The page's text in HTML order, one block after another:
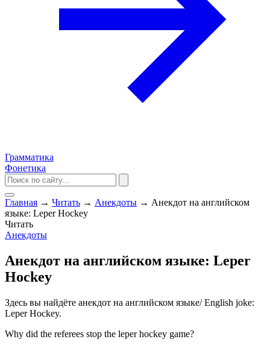
Грамматика
Фонетика
Главная → Читать → Анекдоты → Анекдот на английском
языке: Leper Hockey
Читать
Анекдоты
Анекдот на английском языке: Leper
Hockey
Здесь вы найдёте анекдот на английском языке/ English joke:
Leper Hockey.
Why did the referees stop the leper hockey game?